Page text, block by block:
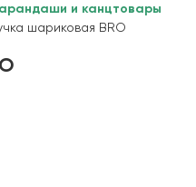
и канцтовары
шариковая BRO